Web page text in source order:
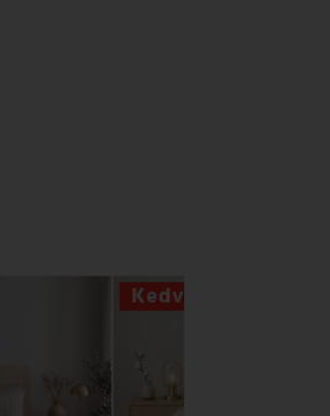
Kedvezmény -56%